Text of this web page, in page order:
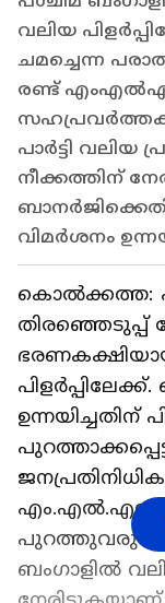
വലിയ
ചമച്ചെന്ന
രണ്ട്
പാർട്ടി വലിയ
നീക്കത്തിന്
വിമർശനം
കൊൽക്കത്ത:
തിരഞ്ഞെടുപ്പ്
ഉന്നയിച്ചതിന്
ബംഗാളിൽ